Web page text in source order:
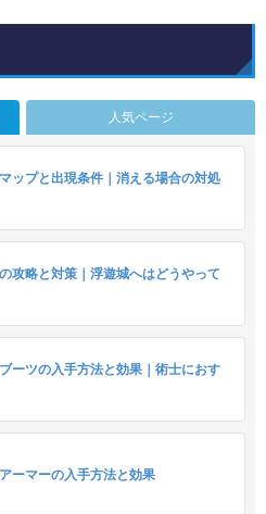
人気ページ
ップと出現条件｜消える場合の対処
攻略と対策｜浮遊城へはどうやって
ーツの入手方法と効果｜術士におす
ーマーの入手方法と効果